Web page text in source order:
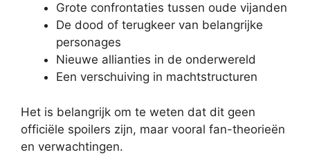
Grote confrontaties tussen oude vijanden
De dood of terugkeer van belangrijke
personages
Nieuwe allianties in de onderwereld
Een verschuiving in machtstructuren
Het is belangrijk om te weten dat dit geen
officiële spoilers zijn, maar vooral fan-theorieën
en verwachtingen.